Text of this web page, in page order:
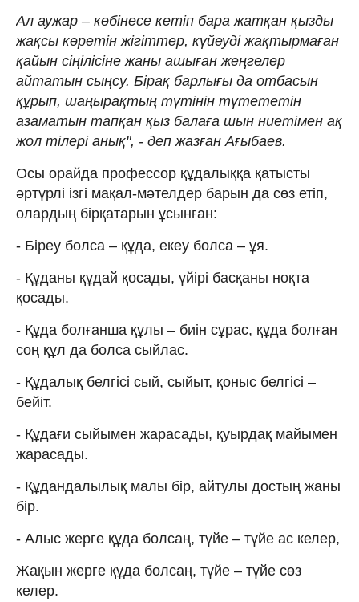
Ал аужар – көбінесе кетіп бара жатқан қызды
жақсы көретін жігіттер, күйеуді жақтырмаған
қайын сіңілісіне жаны ашыған жеңгелер
айтатын сыңсу. Бірақ барлығы да отбасын
құрып, шаңырақтың түтінін түтететін
азаматын тапқан қыз балаға шын ниетімен ақ
жол тілері анық", - деп жазған Ағыбаев.
Осы орайда профессор құдалыққа қатысты
әртүрлі ізгі мақал-мәтелдер барын да сөз етіп,
олардың бірқатарын ұсынған:
- Біреу болса – құда, екеу болса – ұя.
- Құданы құдай қосады, үйірі басқаны ноқта
қосады.
- Құда болғанша құлы – биін сұрас, құда болған
соң құл да болса сыйлас.
- Құдалық белгісі сый, сыйыт, қоныс белгісі –
бейіт.
- Құдағи сыйымен жарасады, қуырдақ майымен
жарасады.
- Құдандалылық малы бір, айтулы достың жаны
бір.
- Алыс жерге құда болсаң, түйе – түйе ас келер,
Жақын жерге құда болсаң, түйе – түйе сөз
келер.